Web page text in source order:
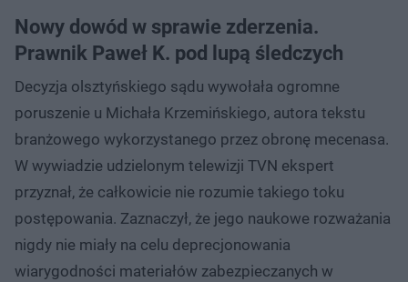
Nowy dowód w sprawie zderzenia.
Prawnik Paweł K. pod lupą śledczych
Decyzja olsztyńskiego sądu wywołała ogromne
poruszenie u Michała Krzemińskiego, autora tekstu
branżowego wykorzystanego przez obronę mecenasa.
W wywiadzie udzielonym telewizji TVN ekspert
przyznał, że całkowicie nie rozumie takiego toku
postępowania. Zaznaczył, że jego naukowe rozważania
nigdy nie miały na celu deprecjonowania
wiarygodności materiałów zabezpieczanych w